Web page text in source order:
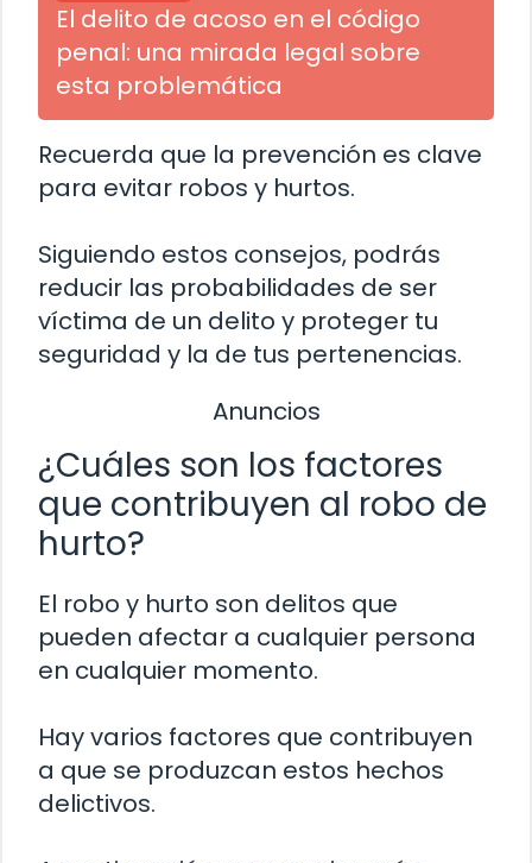
El delito de acoso en el código
penal: una mirada legal sobre
esta problemática
Recuerda que la prevención es clave
para evitar robos y hurtos.
Siguiendo estos consejos, podrás
reducir las probabilidades de ser
víctima de un delito y proteger tu
seguridad y la de tus pertenencias.
Anuncios
¿Cuáles son los factores
que contribuyen al robo de
hurto?
El robo y hurto son delitos que
pueden afectar a cualquier persona
en cualquier momento.
Hay varios factores que contribuyen
a que se produzcan estos hechos
delictivos.